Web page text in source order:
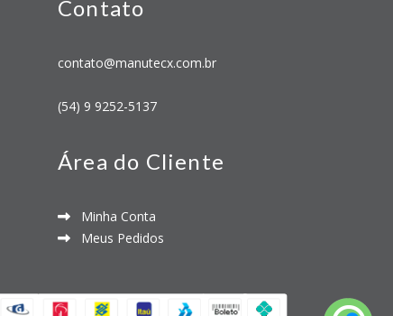
Contato
contato@manutecx.com.br
(54) 9 9252-5137
Área do Cliente
Minha Conta
Meus Pedidos